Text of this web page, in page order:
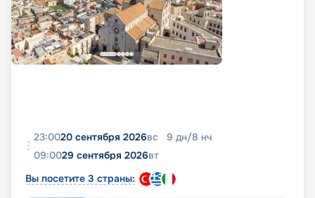
23:0020 сентября 2026вс 9 дн/8 нч
09:0029 сентября 2026вт
Вы посетите 3 страны: